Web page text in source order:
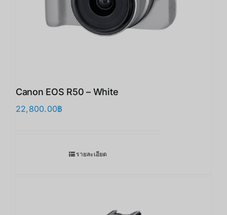
Canon EOS R50 – White
22,800.00฿
รายละเอียด